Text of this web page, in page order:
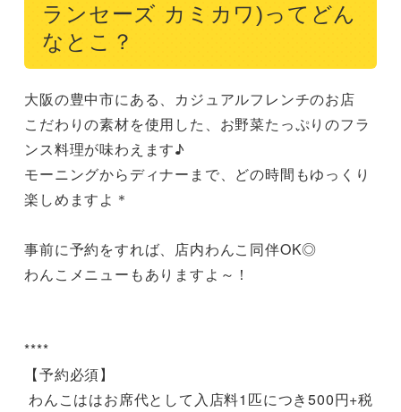
ランセーズ カミカワ)ってどん
なとこ？
大阪の豊中市にある、カジュアルフレンチのお店
こだわりの素材を使用した、お野菜たっぷりのフラ
ンス料理が味わえます♪
モーニングからディナーまで、どの時間もゆっくり
楽しめますよ＊
事前に予約をすれば、店内わんこ同伴OK◎
わんこメニューもありますよ～！
****
【予約必須】